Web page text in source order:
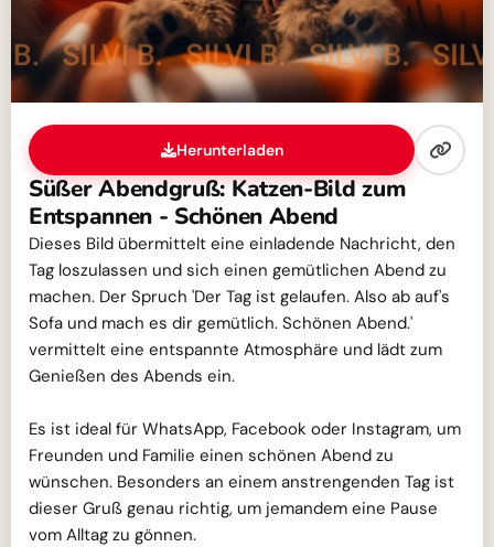
Herunterladen
Süßer Abendgruß: Katzen-Bild zum
Entspannen - Schönen Abend
Dieses Bild übermittelt eine einladende Nachricht, den
Tag loszulassen und sich einen gemütlichen Abend zu
machen. Der Spruch 'Der Tag ist gelaufen. Also ab auf's
Sofa und mach es dir gemütlich. Schönen Abend.'
vermittelt eine entspannte Atmosphäre und lädt zum
Genießen des Abends ein.
Es ist ideal für WhatsApp, Facebook oder Instagram, um
Freunden und Familie einen schönen Abend zu
wünschen. Besonders an einem anstrengenden Tag ist
dieser Gruß genau richtig, um jemandem eine Pause
vom Alltag zu gönnen.